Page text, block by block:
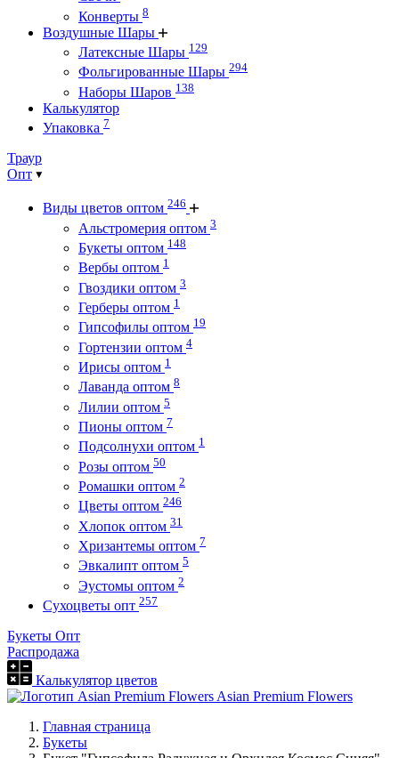
Конверты 8
Воздушные Шары
Латексные Шары 129
Фольгированные Шары 294
Наборы Шаров 138
Калькулятор
Упаковка 7
Траур
Опт
Виды цветов оптом 246
Альстромерия оптом 3
Букеты оптом 148
Вербы оптом 1
Гвоздики оптом 3
Герберы оптом 1
Гипсофилы оптом 19
Гортензии оптом 4
Ирисы оптом 1
Лаванда оптом 8
Лилии оптом 5
Пионы оптом 7
Подсолнухи оптом 1
Розы оптом 50
Ромашки оптом 2
Цветы оптом 246
Хлопок оптом 31
Хризантемы оптом 7
Эвкалипт оптом 5
Эустомы оптом 2
Сухоцветы опт 257
Букеты Опт
Распродажа
Калькулятор цветов
Asian Premium Flowers
Главная страница
Букеты